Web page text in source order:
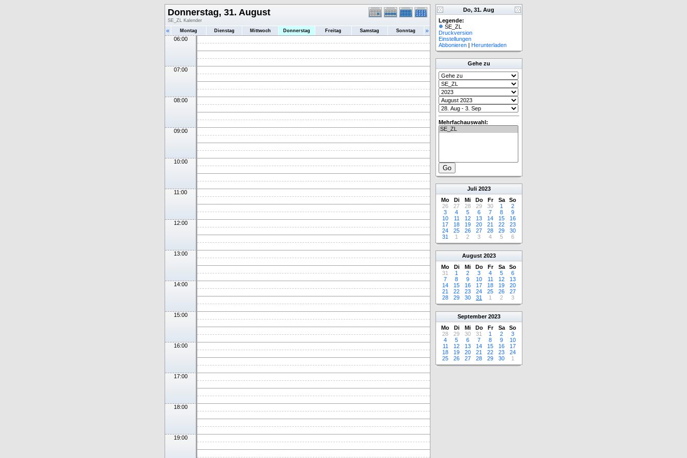
Donnerstag, 31. August
SE_ZL Kalender
« Montag Dienstag Mittwoch Donnerstag Freitag Samstag Sonntag »
06:00
07:00
08:00
09:00
10:00
11:00
12:00
13:00
14:00
15:00
16:00
17:00
18:00
19:00
Do, 31. Aug
Legende:
SE_ZL
Druckversion
Einstellungen
Abbonieren | Herunterladen
Gehe zu
Mehrfachauswahl:
Juli 2023
Mo
Di Mi Do Fr Sa
So
26
27 28 29 30 1
2
3
4 5 6 7 8
9
10
11 12 13 14 15
16
17
18 19 20 21 22
23
24
25 26 27 28 29
30
31
1 2 3 4 5 6
August 2023
Mo
Di Mi Do Fr Sa
So
31
1 2 3 4 5
6
7
8 9 10 11 12
13
14
15 16 17 18 19
20
21
22 23 24 25 26
27
28
29 30 31 1 2 3
September 2023
Mo
Di Mi Do Fr Sa
So
28
29 30 31 1 2
3
4
5 6 7 8 9
10
11
12 13 14 15 16
17
18
19 20 21 22 23
24
25
26 27 28 29 30 1